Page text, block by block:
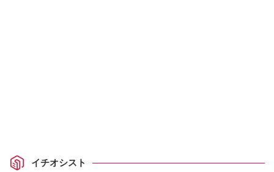
イチオシスト